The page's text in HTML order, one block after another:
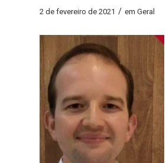
2 de fevereiro de 2021 / em Geral